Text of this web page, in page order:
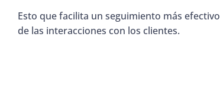
Esto que facilita un seguimiento más efectivo
de las interacciones con los clientes.